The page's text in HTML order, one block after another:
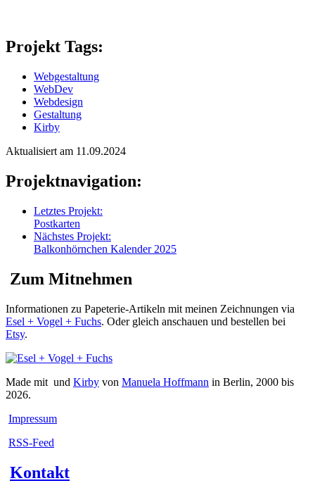
Projekt Tags:
Webgestaltung
WebDev
Webdesign
Gestaltung
Kirby
Aktualisiert am 11.09.2024
Projektnavigation:
Letztes Projekt:
Postkarten
Nächstes Projekt:
Balkonhörnchen Kalender 2025
Zum Mitnehmen
Informationen zu Papeterie-Artikeln mit meinen Zeichnungen via
Esel + Vogel + Fuchs. Oder gleich anschauen und bestellen bei
Etsy.
Made mit und Kirby von Manuela Hoffmann in Berlin, 2000 bis
2026.
Impressum
RSS-Feed
Kontakt